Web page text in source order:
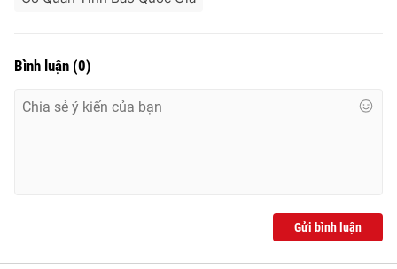
cấp ngày 29/12/2023
Nguyễn Trọng Ninh
Bình luận (0)
Gửi bình luận